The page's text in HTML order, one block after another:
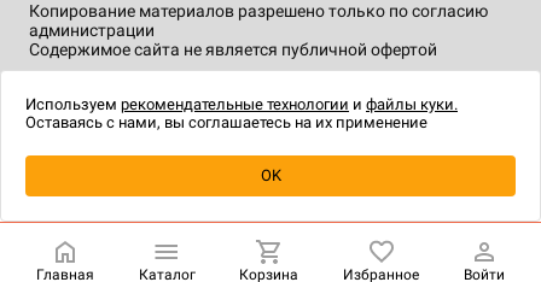
Уведомить о наличии
Копирование материалов разрешено только по согласию
администрации
Содержимое сайта не является публичной офертой
технологии.
Главная Каталог Корзина Избранное Войти
Используем рекомендательные технологии и файлы куки.
Оставаясь с нами, вы соглашаетесь на их применение
OK